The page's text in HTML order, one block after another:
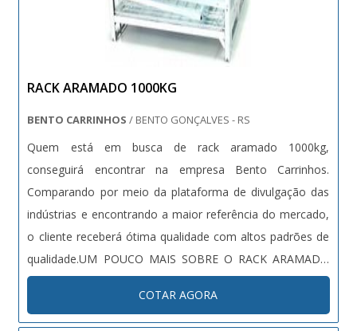
RACK ARAMADO 1000KG
BENTO CARRINHOS / BENTO GONÇALVES - RS
Quem está em busca de rack aramado 1000kg,
conseguirá encontrar na empresa Bento Carrinhos.
Comparando por meio da plataforma de divulgação das
indústrias e encontrando a maior referência do mercado,
o cliente receberá ótima qualidade com altos padrões de
qualidade.UM POUCO MAIS SOBRE O RACK ARAMADO
1000KGHá muitas maneiras eficientes de demonstrar
competência e excelência em uma área de atuação,
especialmente quando envolve rack aramado 1000kg. A
COTAR AGORA